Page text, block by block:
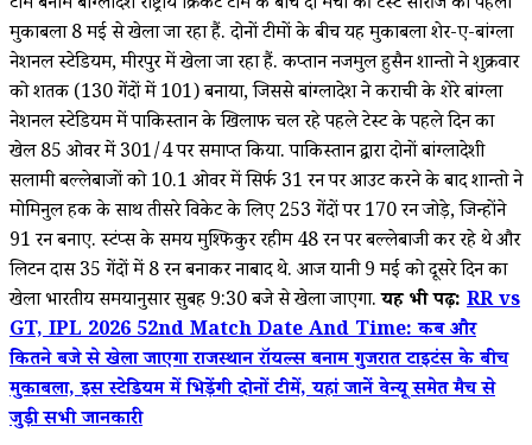
मुकाबला 8 मई से खेला जा रहा हैं. दोनों टीमों के बीच यह मुकाबला शेर-ए-बांग्ला
नेशनल स्टेडियम, मीरपुर में खेला जा रहा हैं. कप्तान नजमुल हुसैन शान्तो ने शुक्रवार
को शतक (130 गेंदों में 101) बनाया, जिससे बांग्लादेश ने कराची के शेरे बांग्ला
नेशनल स्टेडियम में पाकिस्तान के खिलाफ चल रहे पहले टेस्ट के पहले दिन का
खेल 85 ओवर में 301/4 पर समाप्त किया. पाकिस्तान द्वारा दोनों बांग्लादेशी
सलामी बल्लेबाजों को 10.1 ओवर में सिर्फ 31 रन पर आउट करने के बाद शान्तो ने
मोमिनुल हक के साथ तीसरे विकेट के लिए 253 गेंदों पर 170 रन जोड़े, जिन्होंने
91 रन बनाए. स्टंप्स के समय मुश्फिकुर रहीम 48 रन पर बल्लेबाजी कर रहे थे और
लिटन दास 35 गेंदों में 8 रन बनाकर नाबाद थे. आज यानी 9 मई को दूसरे दिन का
खेला भारतीय समयानुसार सुबह 9:30 बजे से खेला जाएगा.यह भी पढ़ें: RR vs
GT, IPL 2026 52nd Match Date And Time: कब और
कितने बजे से खेला जाएगा राजस्थान रॉयल्स बनाम गुजरात टाइटंस के बीच
मुकाबला, इस स्टेडियम में भिड़ेंगी दोनों टीमें, यहां जानें वेन्यू समेत मैच से
जुड़ी सभी जानकारी